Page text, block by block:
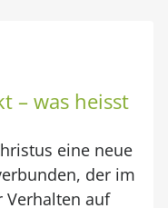
– was heisst
eine neue
der im
Verhalten auf